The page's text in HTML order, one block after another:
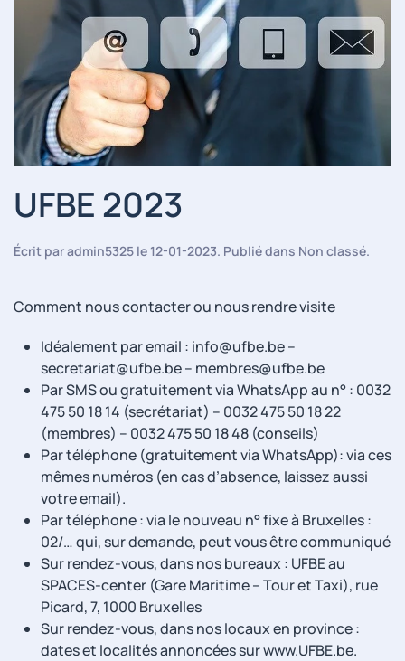
UFBE 2023
Écrit paradmin5325 le 12-01-2023. Publié dans Non classé.
Comment nous contacter ou nous rendre visite
Idéalement par email : info@ufbe.be –
secretariat@ufbe.be – membres@ufbe.be
Par SMS ou gratuitement via WhatsApp au n° : 0032
475 50 18 14 (secrétariat) – 0032 475 50 18 22
(membres) – 0032 475 50 18 48 (conseils)
Par téléphone (gratuitement via WhatsApp): via ces
mêmes numéros (en cas d’absence, laissez aussi
votre email).
Par téléphone : via le nouveau n° fixe à Bruxelles :
02/… qui, sur demande, peut vous être communiqué
Sur rendez-vous, dans nos bureaux : UFBE au
SPACES-center (Gare Maritime – Tour et Taxi), rue
Picard, 7, 1000 Bruxelles
Sur rendez-vous, dans nos locaux en province :
dates et localités annoncées sur www.UFBE.be.